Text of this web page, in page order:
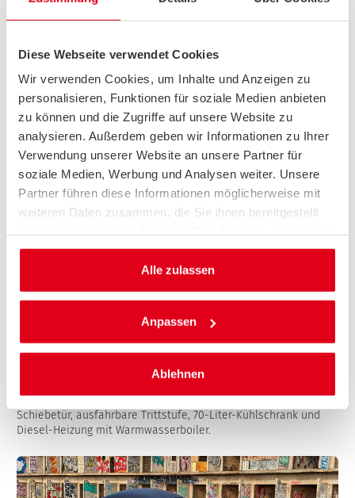
Diese Webseite verwendet Cookies
Wir verwenden Cookies, um Inhalte und Anzeigen zu
personalisieren, Funktionen für soziale Medien anbieten
zu können und die Zugriffe auf unsere Website zu
analysieren. Außerdem geben wir Informationen zu Ihrer
Verwendung unserer Website an unsere Partner für
soziale Medien, Werbung und Analysen weiter. Unsere
Partner führen diese Informationen möglicherweise mit
weiteren Daten zusammen, die Sie ihnen bereitgestellt
gesammelt haben.
Alle zulassen
Anpassen
Ablehnen
BÜRSTNER PAPILLON PC 6.0
Papillon PC 6.0 mit 120 PS für schlanke 39.990 Euro. Garage
und Ausstellfenster mit Kombirollos sind genauso
Serienstandard wie ein Induktionskochfeld und eine
Dieselstandheizung. Durch das optionale Schlafdach wird der
Papillon familientauglich.
CLEVERVANS DRIVE 600 KIDS
Vier Schlafplätze bereits in Serie bietet der Drive 600 Kids
Heck. Und eine großzügige Ausstattung: Fliegenschutz an der
Schiebetür, ausfahrbare Trittstufe, 70-Liter-Kühlschrank und
Diesel-Heizung mit Warmwasserboiler.